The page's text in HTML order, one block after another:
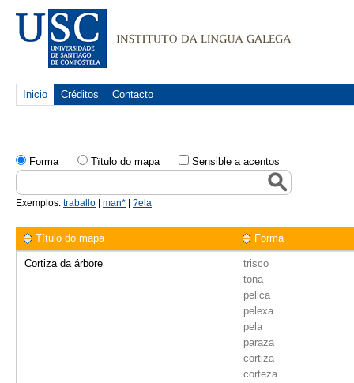
Inicio Créditos Contacto
Forma Tïtulo do mapa Sensible a acentos
Exemplos: traballo man* ?ela
Título do mapa Forma
Cortiza da árbore
trisco
tona
pelica
pelexa
pela
paraza
cortiza
corteza